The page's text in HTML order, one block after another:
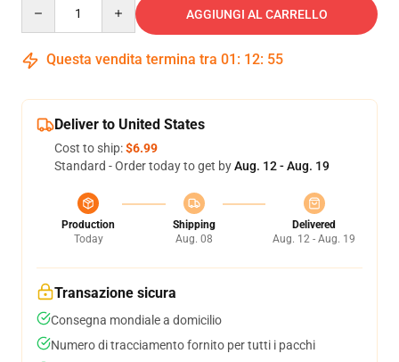
AGGIUNGI AL CARRELLO
Questa vendita termina tra 01 : 12: 54
Deliver to United States
Cost to ship:$6.99
Standard - Order today to get byAug. 12 - Aug. 19
Production
Today
Shipping
Aug. 08
Delivered
Aug. 12 - Aug. 19
Transazione sicura
Consegna mondiale a domicilio
Numero di tracciamento fornito per tutti i pacchi